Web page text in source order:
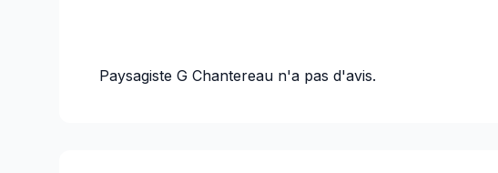
Paysagiste G Chantereau n'a pas d'avis.